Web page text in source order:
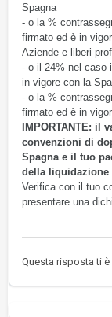
Spagna
- o la %
firmato ed è in
Aziende e liberi
- o il 24% nel caso
in vigore con la
- o la %
firmato ed è in
IMPORTANTE: il
convenzioni di
Spagna e il tuo
della liquidazione
Verifica con il tuo
presentare una
Questa risposta ti è